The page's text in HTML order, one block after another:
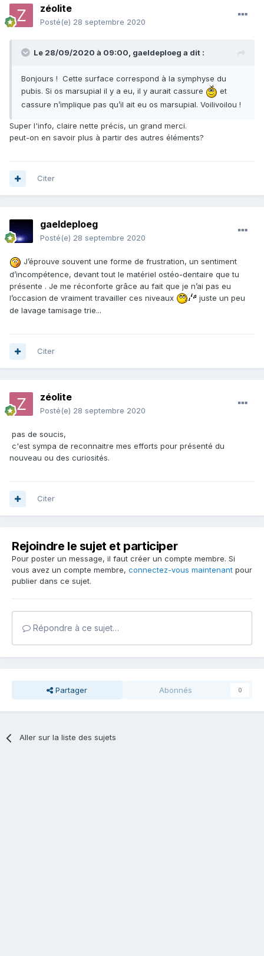
zéolite
Posté(e) 28 septembre 2020
Le 28/09/2020 à 09:00, gaeldeploeg a dit :
Bonjours ! Cette surface correspond à la symphyse du
pubis. Si os marsupial il y a eu, il y aurait cassure
et
cassure n’implique pas qu’il ait eu os marsupial. Voilivoilou !
Super l'info, claire nette précis, un grand merci.
peut-on en savoir plus à partir des autres éléments?
Citer
gaeldeploeg
Posté(e) 28 septembre 2020
J’éprouve souvent une forme de frustration, un sentiment
d’incompétence, devant tout le matériel ostéo-dentaire que tu
présente . Je me réconforte grâce au fait que je n’ai pas eu
l’occasion de vraiment travailler ces niveaux
juste un peu
de lavage tamisage trie...
Citer
zéolite
Posté(e) 28 septembre 2020
pas de soucis,
c'est sympa de reconnaitre mes efforts pour présenté du
nouveau ou des curiosités.
Citer
Rejoindre le sujet et participer
Pour poster un message, il faut créer un compte membre. Si
vous avez un compte membre, connectez-vous maintenant pour
publier dans ce sujet.
Répondre à ce sujet…
Partager Abonnés 0
Aller sur la liste des sujets